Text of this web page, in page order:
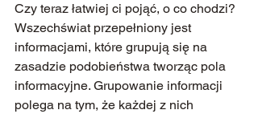
Czy teraz łatwiej ci pojąć, o co chodzi?
Wszechświat przepełniony jest
informacjami, które grupują się na
zasadzie podobieństwa tworząc pola
informacyjne. Grupowanie informacji
polega na tym, że każdej z nich